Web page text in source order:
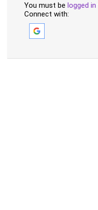
You must be logged in
Connect with: